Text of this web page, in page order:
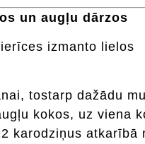
un augļu dārzos
izmanto lielos
tostarp dažādu
kokos, uz viena
karodziņus atkarībā